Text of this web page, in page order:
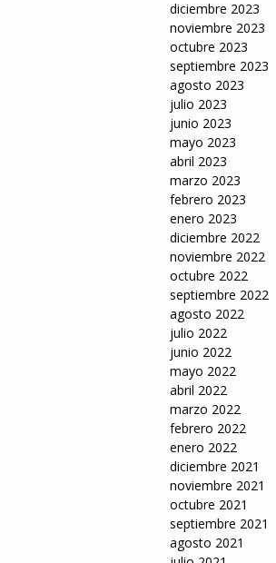
diciembre 2023
noviembre 2023
octubre 2023
septiembre 2023
agosto 2023
julio 2023
junio 2023
mayo 2023
abril 2023
marzo 2023
febrero 2023
enero 2023
diciembre 2022
noviembre 2022
octubre 2022
septiembre 2022
agosto 2022
julio 2022
junio 2022
mayo 2022
abril 2022
marzo 2022
febrero 2022
enero 2022
diciembre 2021
noviembre 2021
octubre 2021
septiembre 2021
agosto 2021